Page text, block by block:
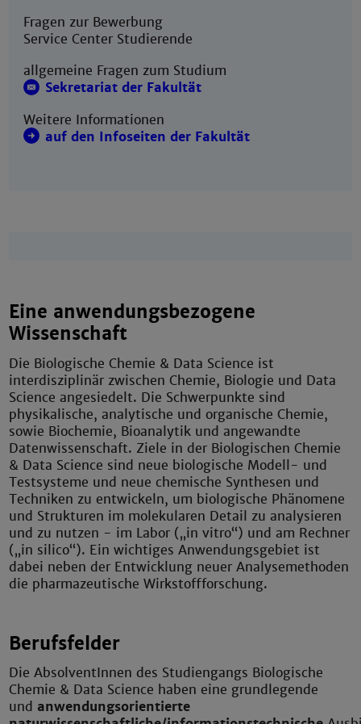
Fragen zur Bewerbung
Service Center Studierende
allgemeine Fragen zum Studium
Sekretariat der Fakultät
Weitere Informationen
auf den Infoseiten der Fakultät
Eine anwendungsbezogene
Wissenschaft
Die Biologische Chemie & Data Science ist
interdisziplinär zwischen Chemie, Biologie und Data
Science angesiedelt. Die Schwerpunkte sind
physikalische, analytische und organische Chemie,
sowie Biochemie, Bioanalytik und angewandte
Datenwissenschaft. Ziele in der Biologischen Chemie
& Data Science sind neue biologische Modell- und
Testsysteme und neue chemische Synthesen und
Techniken zu entwickeln, um biologische Phänomene
und Strukturen im molekularen Detail zu analysieren
und zu nutzen - im Labor („in vitro“) und am Rechner
(„in silico“). Ein wichtiges Anwendungsgebiet ist
dabei neben der Entwicklung neuer Analysemethoden
die pharmazeutische Wirkstoffforschung.
Berufsfelder
Die AbsolventInnen des Studiengangs Biologische
Chemie & Data Science haben eine grundlegende
und anwendungsorientierte